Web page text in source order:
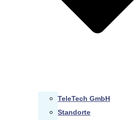
TeleTech GmbH
Standorte